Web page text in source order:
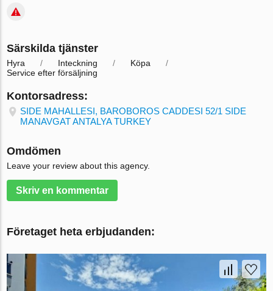
Särskilda tjänster
Hyra Inteckning
Köpa
Service efter försäljning
Kontorsadress:
SIDE MAHALLESI, BAROBOROS CADDESI 52/1 SIDE
MANAVGAT ANTALYA TURKEY
Omdömen
Leave your review about this agency.
Skriv en kommentar
Företaget heta erbjudanden: